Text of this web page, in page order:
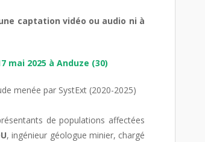
captation vidéo ou audio ni à
mai 2025 à Anduze (30)
menée par SystExt (2020-2025)
de populations affectées
, ingénieur géologue minier, chargé